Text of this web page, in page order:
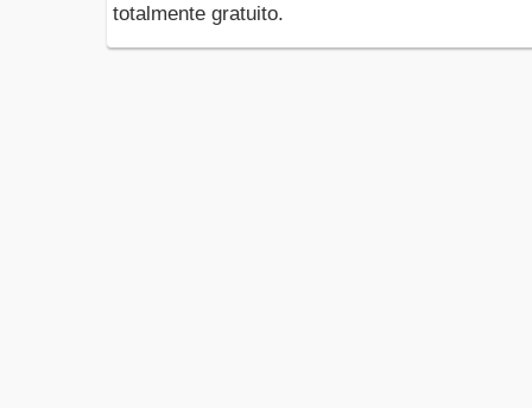
totalmente gratuito.